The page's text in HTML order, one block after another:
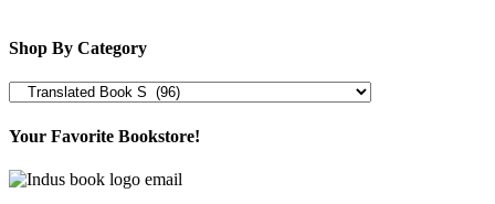
Shop By Category
Your Favorite Bookstore!